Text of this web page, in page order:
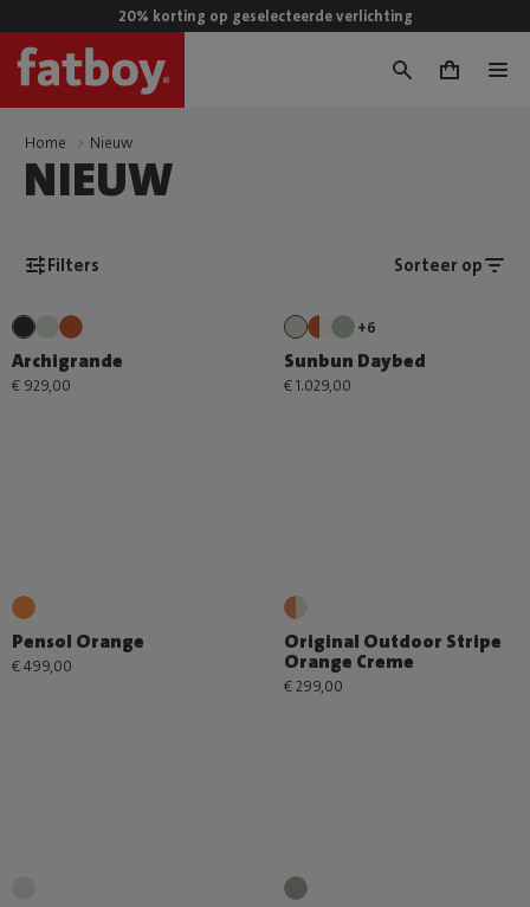
20% korting op geselecteerde verlichting
0
Home Nieuw
NIEUW
Filters Sorteer op
Archigrande
€ 929,00
+6
Sunbun Daybed
€ 1.029,00
Pensol Orange
€ 499,00
Original Outdoor Stripe
Orange Creme
€ 299,00